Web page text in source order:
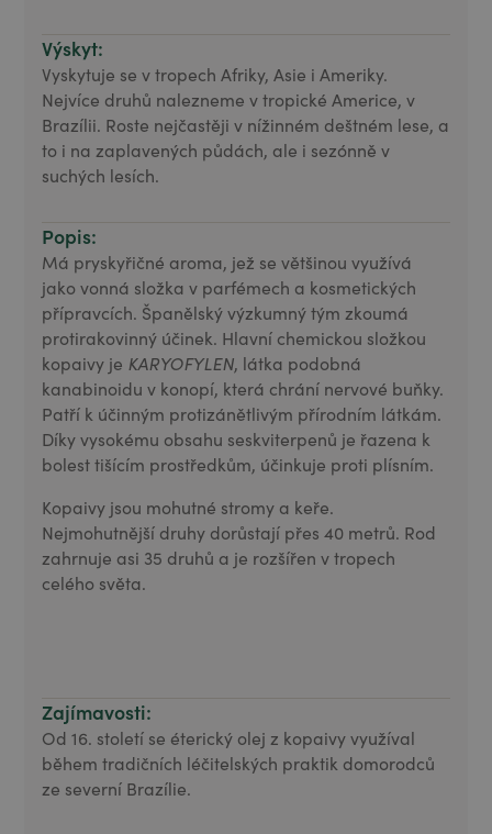
Výskyt:
Vyskytuje se v tropech Afriky, Asie i Ameriky.
Nejvíce druhů nalezneme v tropické Americe, v
Brazílii. Roste nejčastěji v nížinném deštném lese, a
to i na zaplavených půdách, ale i sezónně v
suchých lesích.
Popis:
Má pryskyřičné aroma, jež se většinou využívá
jako vonná složka v parfémech a kosmetických
přípravcích. Španělský výzkumný tým zkoumá
protirakovinný účinek. Hlavní chemickou složkou
kopaivy je KARYOFYLEN, látka podobná
kanabinoidu v konopí, která chrání nervové buňky.
Patří k účinným protizánětlivým přírodním látkám.
Díky vysokému obsahu seskviterpenů je řazena k
bolest tišícím prostředkům, účinkuje proti plísním.
Kopaivy jsou mohutné stromy a keře.
Nejmohutnější druhy dorůstají přes 40 metrů. Rod
zahrnuje asi 35 druhů a je rozšířen v tropech
celého světa.
Zajímavosti:
Od 16. století se éterický olej z kopaivy využíval
během tradičních léčitelských praktik domorodců
ze severní Brazílie.